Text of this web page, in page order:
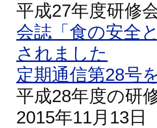
平成27年度研修
会誌「食の安全
されました
定期通信第28号
平成28年度の研
2015年11月13日